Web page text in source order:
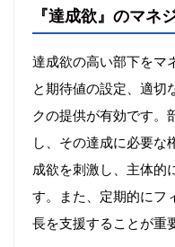
『達成欲』のマネ
達成欲の高い部下をマ
と期待値の設定、適切
クの提供が有効です。
し、その達成に必要な
成欲を刺激し、主体的
す。また、定期的にフ
長を支援することが重